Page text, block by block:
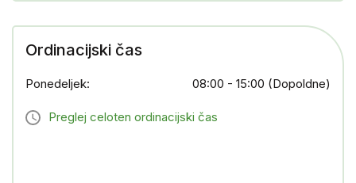
Ordinacijski čas
Ponedeljek: 08:00 - 15:00 (Dopoldne)
Preglej celoten ordinacijski čas